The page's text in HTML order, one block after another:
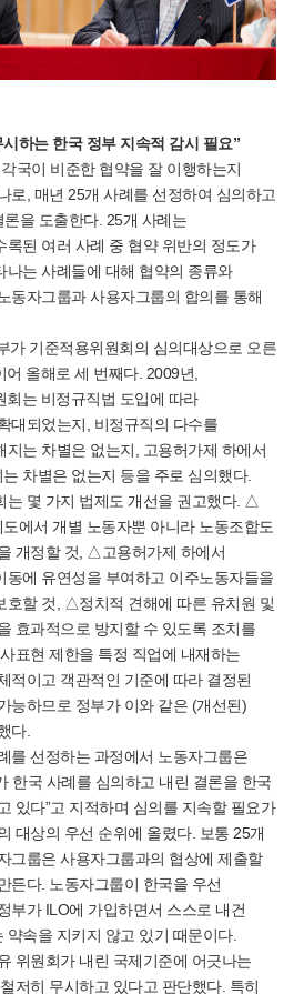
하는 한국 정부 지속적 감시 필요”
국이 비준한 협약을 잘 이행하는지
로, 매년 25개 사례를 선정하여 심의하고
을 도출한다. 25개 사례는
록된 여러 사례 중 협약 위반의 정도가
나는 사례들에 대해 협약의 종류와
동자그룹과 사용자그룹의 합의를 통해
가 기준적용위원회의 심의대상으로 오른
올해로 세 번째다. 2009년,
회는 비정규직법 도입에 따라
대되었는지, 비정규직의 다수를
지는 차별은 없는지, 고용허가제 하에서
차별은 없는지 등을 주로 심의했다.
는 몇 가지 법제도 개선을 권고했다. △
에서 개별 노동자뿐 아니라 노동조합도
개정할 것, △고용허가제 하에서
동에 유연성을 부여하고 이주노동자들을
호할 것, △정치적 견해에 따른 유치원 및
효과적으로 방지할 수 있도록 조치를
표현 제한을 특정 직업에 내재하는
적이고 객관적인 기준에 따라 결정된
능하므로 정부가 이와 같은 (개선된)
다.
를 선정하는 과정에서 노동자그룹은
한국 사례를 심의하고 내린 결론을 한국
있다”고 지적하며 심의를 지속할 필요가
대상의 우선 순위에 올렸다. 보통 25개
그룹은 사용자그룹과의 협상에 제출할
든다. 노동자그룹이 한국을 우선
부가 ILO에 가입하면서 스스로 내건
속을 지키지 않고 있기 때문이다.
위원회가 내린 국제기준에 어긋나는
저히 무시하고 있다고 판단했다. 특히